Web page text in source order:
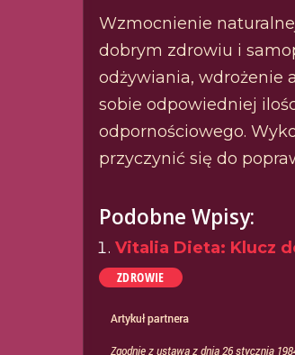
Wzmocnienie
dobrym zdrowiu i
odżywiania, wdrożenie
sobie odpowiedniej
odpornościowego.
przyczynić się do
Podobne Wpisy:
Vitalia Dieta: Klucz
ZDROWIE